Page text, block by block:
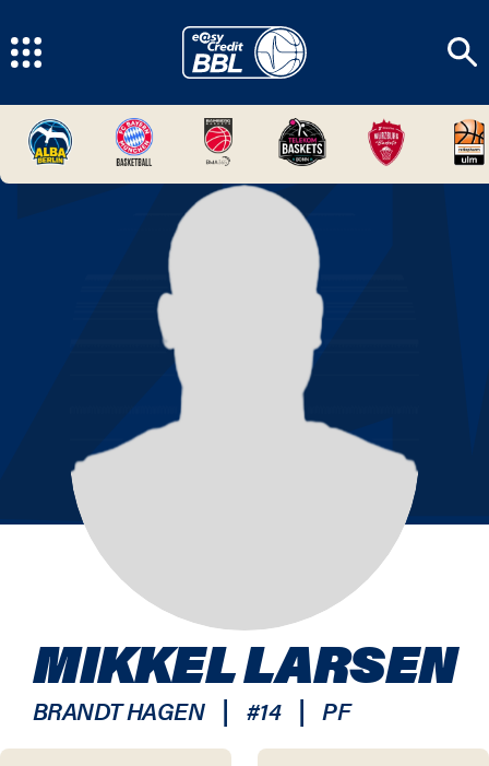
MIKKEL LARSEN
BRANDT HAGEN | #14 | PF